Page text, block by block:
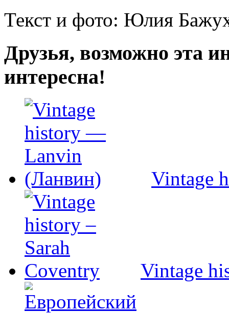
Текст и фото: Юлия
Друзья, возможно эта
интересна!
Vintage
Vintage